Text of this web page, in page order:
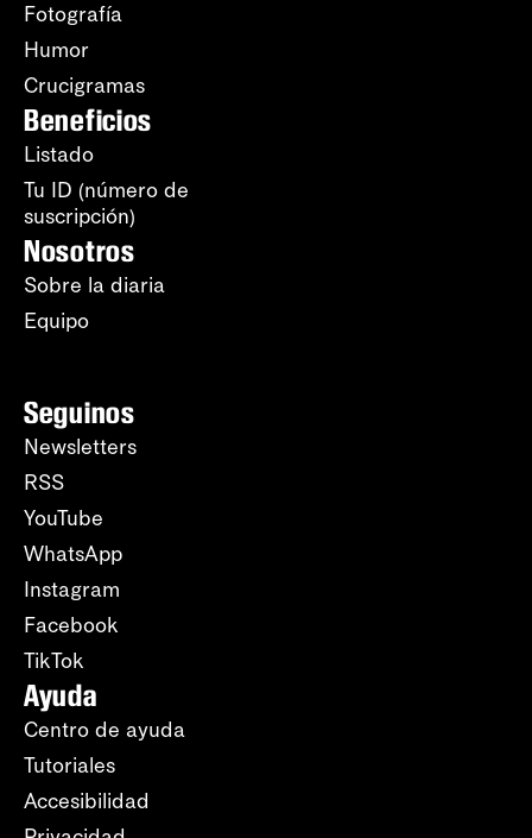
Fotografía
Humor
Crucigramas
Beneficios
Listado
Tu ID (número de
suscripción)
Nosotros
Sobre la diaria
Equipo
Seguinos
Newsletters
RSS
YouTube
WhatsApp
Instagram
Facebook
TikTok
Ayuda
Centro de ayuda
Tutoriales
Accesibilidad